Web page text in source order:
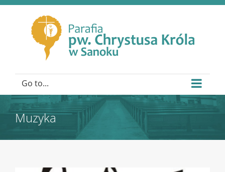
Go to...
Muzyka